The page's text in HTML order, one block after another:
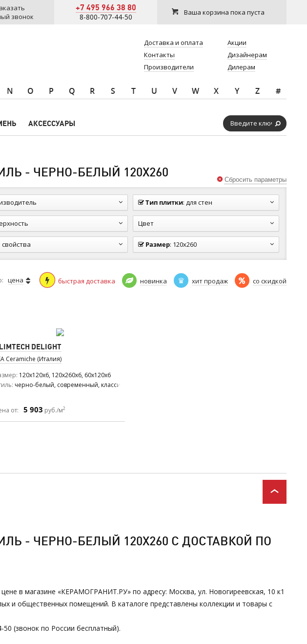
звонок
+7 495 966 38 80
8-800-707-44-50 Ваша корзина пока пуста
Доставка и оплата
Контакты
Производители
Акции
Дизайнерам
Дилерам
N O P Q R S T U V W X Y Z #
АКСЕССУАРЫ
- ЧЕРНО-БЕЛЫЙ 120Х260
Тип плитки: для стен
Цвет
свойства Размер: 120x260
Сбросить параметры
цена быстрая доставка новинка хит продаж со скидкой
модерн, ар деко
DELIGHT
Ceramiche (Италия)
120x120x6, 120x260x6, 60x120x6
черно-белый, современный, классический
от: 5 903 руб./м2
- ЧЕРНО-БЕЛЫЙ 120Х260 С ДОСТАВКОЙ ПО
в магазине «КЕРАМОГРАНИТ.РУ» по адресу: Москва, ул. Новогиреевская, 10 к1
и общественных помещений. В каталоге представлены коллекции и товары с
(звонок по России бесплатный).